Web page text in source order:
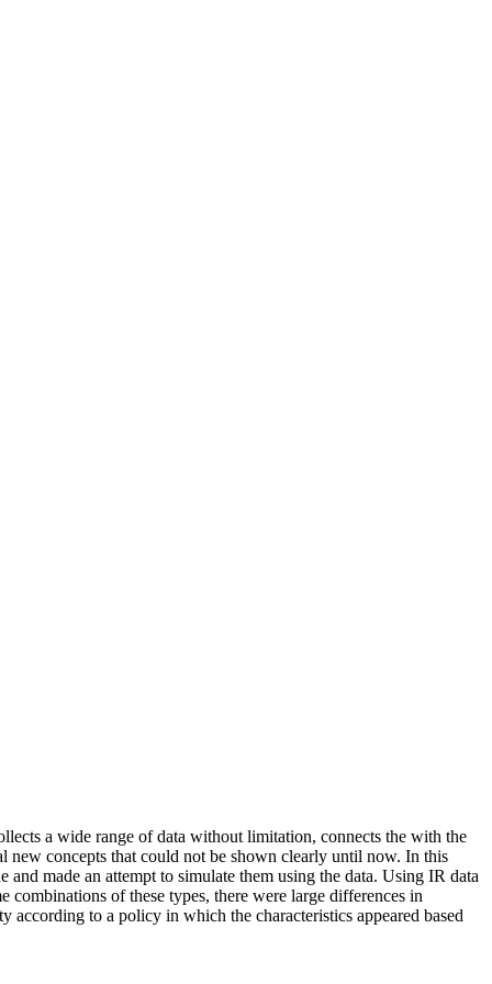
a wide range of data without limitation, connects the with the
new concepts that could not be shown clearly until now. In this
made an attempt to simulate them using the data. Using IR data
of these types, there were large differences in
to a policy in which the characteristics appeared based